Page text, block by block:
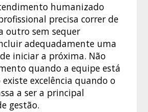
humanizado
precisa correr de
outro sem sequer
adequadamente uma
iniciar a próxima. Não
quando a equipe está
existe excelência quando o
a ser a principal
gestão.